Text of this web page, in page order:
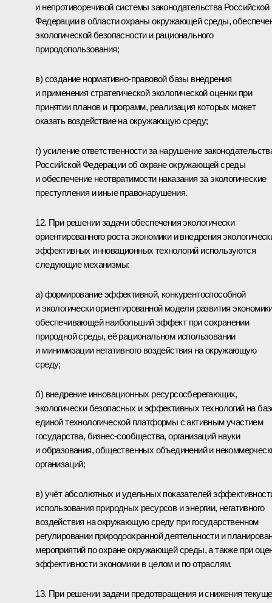
и непротиворечивой системы законодательства Российской
Федерации в области охраны окружающей среды,
экологической безопасности и рационального
природопользования;
в) создание нормативно-правовой базы внедрения
и применения стратегической экологической оценки при
принятии планов и программ, реализация которых может
оказать воздействие на окружающую среду;
г) усиление ответственности за нарушение
Российской Федерации об охране окружающей среды
и обеспечение неотвратимости наказания за экологические
преступления и иные правонарушения.
12. При решении задачи обеспечения экологически
ориентированного роста экономики и внедрения
эффективных инновационных технологий используются
следующие механизмы:
а) формирование эффективной, конкурентоспособной
и экологически ориентированной модели развития
обеспечивающей наибольший эффект при сохранении
природной среды, её рациональном использовании
и минимизации негативного воздействия на окружающую
среду;
б) внедрение инновационных ресурсосберегающих,
экологически безопасных и эффективных технологий на
единой технологической платформы с активным участием
государства, бизнес-сообщества, организаций науки
и образования, общественных объединений и
организаций;
в) учёт абсолютных и удельных показателей
использования природных ресурсов и энергии, негативного
воздействия на окружающую среду при государственном
регулировании природоохранной деятельности и
мероприятий по охране окружающей среды, а также при
эффективности экономики в целом и по отраслям.
13. При решении задачи предотвращения и снижения